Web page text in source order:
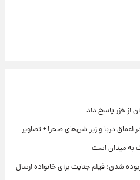
دریا و زیر شن‌های صحرا + تصاویر
به میدان است
شدن؛ فیلم جنایت برای خانواده ارسال